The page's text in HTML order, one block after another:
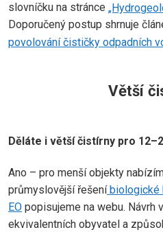
slovníčku na stránce
Doporučený postup shrnuje
povolování čističky odpadních
Větší
Děláte i větší čistírny pro
Ano – pro menší objekty
průmyslovější řešeníbiologické
EO popisujeme na webu.
ekvivalentních obyvatel a